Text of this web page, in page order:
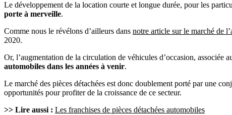
Le développement de la location courte et longue durée, pour les
porte à merveille.
Comme nous le révélons d’ailleurs dans notre article sur le marché de
2020.
Or, l’augmentation de la circulation de véhicules d’occasion, associée
automobiles dans les années à venir.
Le marché des pièces détachées est donc doublement porté par une
opportunités pour profiter de la croissance de ce secteur.
>> Lire aussi : Les franchises de pièces détachées automobiles